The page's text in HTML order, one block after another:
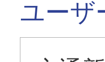
ユーザ